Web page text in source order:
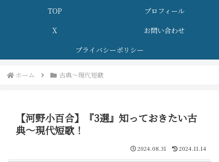
TOP
プロフィール
X
お問い合わせ
プライバシーポリシー
ホーム 古典～現代短歌
【河野小百合】『3選』知っておきたい古
典～現代短歌！
2024.08.31 2024.11.14